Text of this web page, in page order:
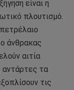
είναι η
πλουτισμό.
ο άνθρακας
αιτία
τα
τις